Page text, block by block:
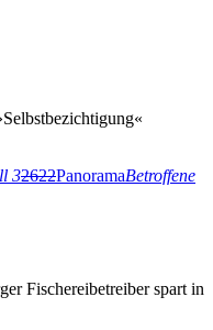
32622PanoramaBetroffene
Fischereibetreiber spart in